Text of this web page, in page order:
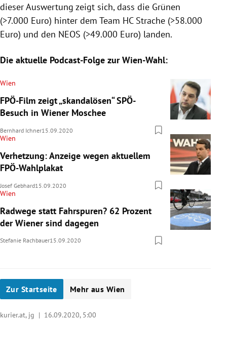
dieser Auswertung zeigt sich, dass die Grünen
(>7.000 Euro) hinter dem Team HC Strache (>58.000
Euro) und den NEOS (>49.000 Euro) landen.
Die aktuelle Podcast-Folge zur Wien-Wahl:
Wien
FPÖ-Film zeigt „skandalösen“ SPÖ-
Besuch in Wiener Moschee
Bernhard Ichner15.09.2020
Wien
Verhetzung: Anzeige wegen aktuellem
FPÖ-Wahlplakat
Josef Gebhard15.09.2020
Wien
Radwege statt Fahrspuren? 62 Prozent
der Wiener sind dagegen
Stefanie Rachbauer15.09.2020
Zur Startseite Mehr aus Wien
kurier.at, jg | 16.09.2020, 5:00